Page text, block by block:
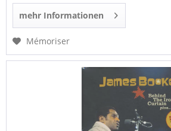
mehr Informationen
Mémoriser